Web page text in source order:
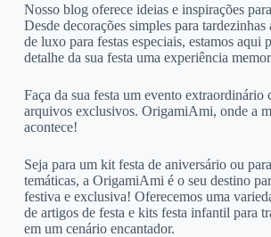
Nosso blog oferece ideias e inspirações
Desde decorações simples para tardezinhas
de luxo para festas especiais, estamos aqui
detalhe da sua festa uma experiência
Faça da sua festa um evento extraordinário
arquivos exclusivos. OrigamiAmi, onde a
acontece!
Seja para um kit festa de aniversário ou
temáticas, a OrigamiAmi é o seu destino
festiva e exclusiva! Oferecemos uma
de artigos de festa e kits festa infantil para
em um cenário encantador.